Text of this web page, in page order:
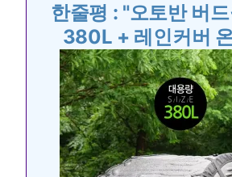
한줄평 : "오토반 버
380L + 레인커버